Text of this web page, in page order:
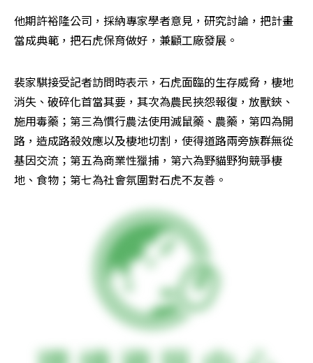
他期許裕隆公司，採納專家學者意見，研究討論，把計畫
當成典範，把石虎保育做好，兼顧工廠發展。
裴家騏接受記者訪問時表示，石虎面臨的生存威脅，棲地
消失、破碎化首當其要，其次為農民挾怨報復，放獸鋏、
施用毒藥；第三為慣行農法使用滅鼠藥、農藥，第四為開
路，造成路殺效應以及棲地切割，使得道路兩旁族群無從
基因交流；第五為商業性獵捕，第六為野貓野狗競爭棲
地、食物；第七為社會氛圍對石虎不友善。